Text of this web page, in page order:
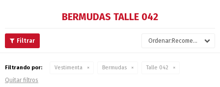
BERMUDAS TALLE 042
Recomendados
Filtrando por: Vestimenta Bermudas Talle 042
Quitar filtros